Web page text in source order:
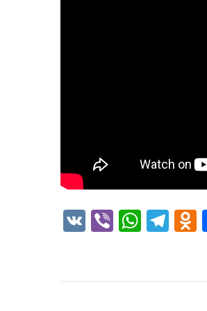
VK Viber